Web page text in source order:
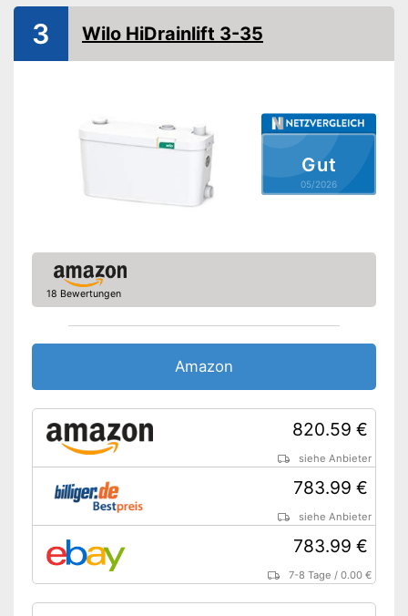
Gut
05/2026
3 Wilo HiDrainlift 3-35
18 Bewertungen
Amazon
820.59 €
siehe Anbieter
783.99 €
siehe Anbieter
783.99 €
7-8 Tage /0.00 €